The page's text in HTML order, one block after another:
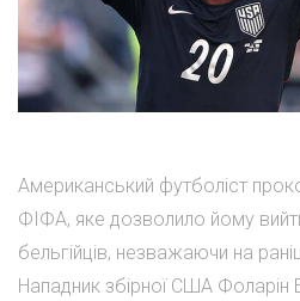
Американський футболіст
ФІФА, яке дозволило йому
бельгійців, незважаючи на
Нападник збірної США Фоларін